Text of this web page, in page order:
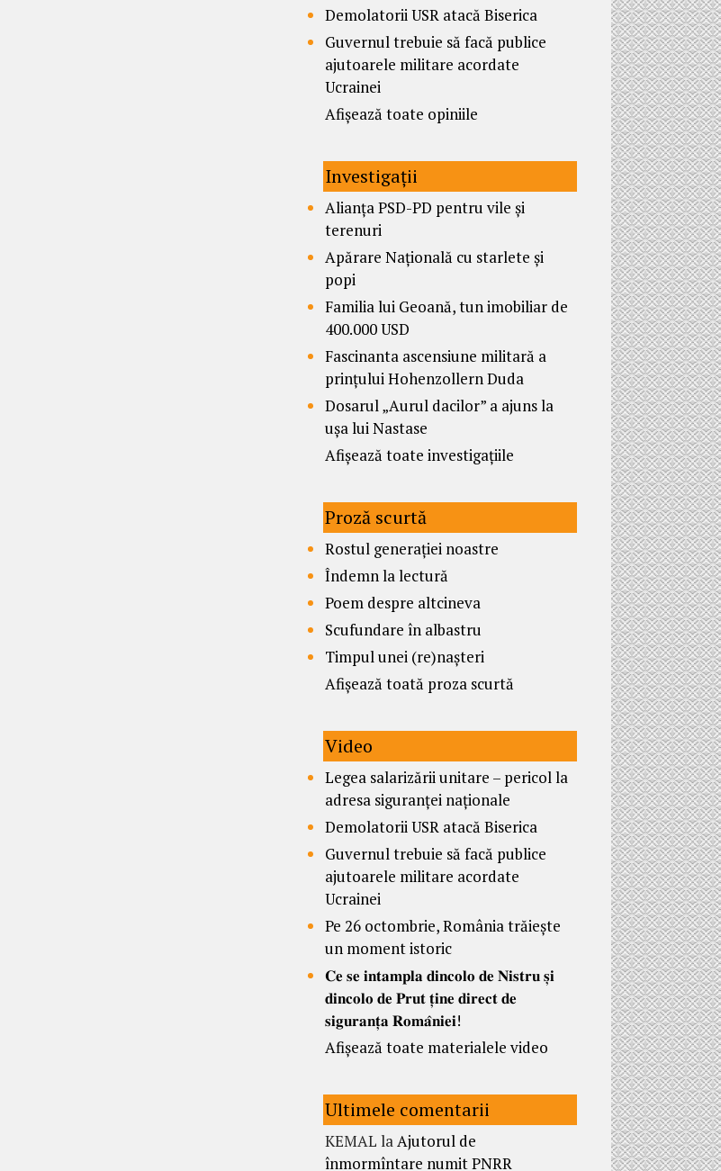
Demolatorii USR atacă Biserica
Guvernul trebuie să facă publice
ajutoarele militare acordate
Ucrainei
Afișează toate opiniile
Investigații
Alianța PSD-PD pentru vile și
terenuri
Apărare Națională cu starlete și
popi
Familia lui Geoană, tun imobiliar de
400.000 USD
Fascinanta ascensiune militară a
prințului Hohenzollern Duda
Dosarul „Aurul dacilor” a ajuns la
ușa lui Nastase
Afișează toate investigațiile
Proză scurtă
Rostul generației noastre
Îndemn la lectură
Poem despre altcineva
Scufundare în albastru
Timpul unei (re)nașteri
Afișează toată proza scurtă
Video
Legea salarizării unitare – pericol la
adresa siguranței naționale
Demolatorii USR atacă Biserica
Guvernul trebuie să facă publice
ajutoarele militare acordate
Ucrainei
Pe 26 octombrie, România trăiește
un moment istoric
𝐂𝐞 𝐬𝐞 𝐢𝐧𝐭𝐚𝐦𝐩𝐥𝐚 𝐝𝐢𝐧𝐜𝐨𝐥𝐨 𝐝𝐞 𝐍𝐢𝐬𝐭𝐫𝐮 𝐬̦𝐢
𝐝𝐢𝐧𝐜𝐨𝐥𝐨 𝐝𝐞 𝐏𝐫𝐮𝐭 𝐭̦𝐢𝐧𝐞 𝐝𝐢𝐫𝐞𝐜𝐭 𝐝𝐞
𝐬𝐢𝐠𝐮𝐫𝐚𝐧𝐭̦𝐚 𝐑𝐨𝐦𝐚̂𝐧𝐢𝐞𝐢!
Afișează toate materialele video
Ultimele comentarii
KEMAL laAjutorul de
înmormîntare numit PNRR